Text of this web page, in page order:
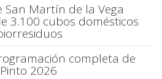
San Martín de la Vega
3.100 cubos domésticos
completa de
2026